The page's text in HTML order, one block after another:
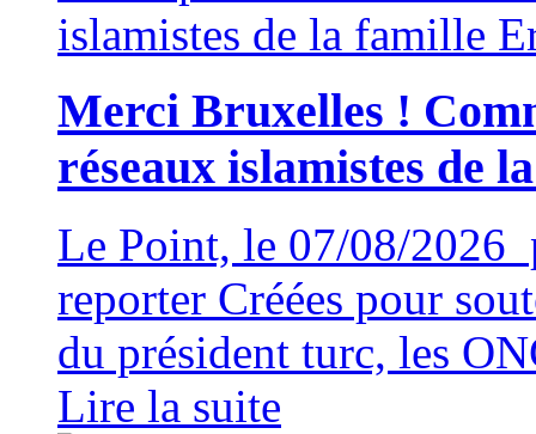
Merci Bruxelles !
réseaux islamistes de
Le Point, le 07/08/2026
reporter Créées pour
du président turc, les
Lire la suite